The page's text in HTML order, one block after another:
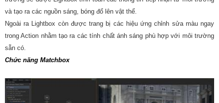
và tạo ra các nguồn sáng, bóng đổ lên vật thể.
Ngoài ra Lightbox còn được trang bị các hiệu ứng chỉnh sửa màu ngay
trong Action nhằm tạo ra các tính chất ánh sáng phù hợp với môi trường
sẵn có.
Chức năng Matchbox